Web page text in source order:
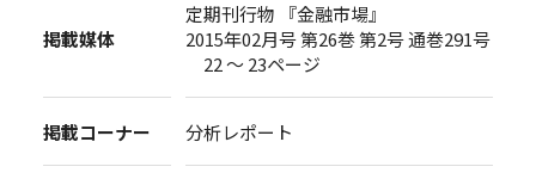
掲載媒体
定期刊行物 『金融市場』
2015年02月号 第26巻 第2号 通巻291号
22 ～ 23ページ
掲載コーナー 分析レポート